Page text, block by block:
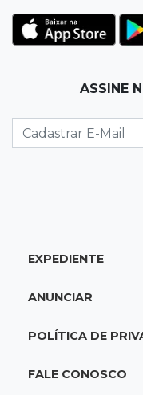
Rodamos 1.000
ele mais
Luto na
arquiteto dos
14:47
pesquisa da
Justiça
ASSINE
EXPEDIENTE
ANUNCIAR
POLÍTICA DE
FALE CONOSCO